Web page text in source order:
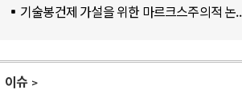
기술봉건제 가설을 위한 마르크스주의적 논..
이슈